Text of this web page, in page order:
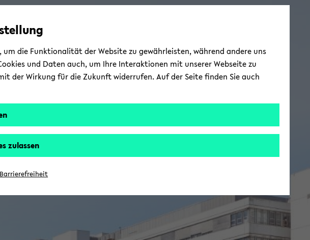
um die Funktionalität der Website zu gewährleisten, während andere uns
und Daten auch, um Ihre Interaktionen mit unserer Webseite zu
der Wirkung für die Zukunft widerrufen. Auf der Seite finden Sie auch
zulassen
Barrierefreiheit